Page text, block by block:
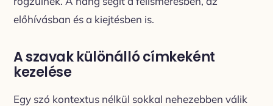
előhívásban és a kiejtésben is.
A szavak különálló címkeként
kezelése
Egy szó kontextus nélkül sokkal nehezebben válik